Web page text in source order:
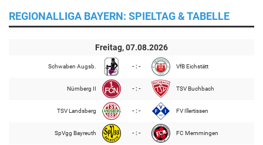
REGIONALLIGA BAYERN: SPIELTAG & TABELLE
Freitag, 07.08.2026
Schwaben Augsb. - : - VfB Eichstätt
Nürnberg II - : - TSV Buchbach
TSV Landsberg - : - FV Illertissen
SpVgg Bayreuth - : - FC Memmingen